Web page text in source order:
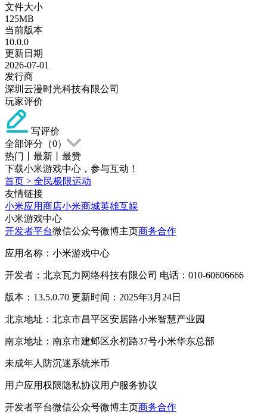
文件大小
125MB
当前版本
10.0.0
更新日期
2026-07-01
发行商
深圳云漫时光科技有限公司
玩家评价
写评价
全部评分（0）
热门
最新
最赞
下载小米游戏中心，参与互动！
首页 > 全民极限运动
友情链接
小米应用商店小米商城英雄互娱
小米游戏中心
开发者平台微信公众号微博主页商务合作
应用名称：小米游戏中心
开发者：北京瓦力网络科技有限公司 电话：010-60606666
版本：13.5.0.70 更新时间：2025年3月24日
北京地址：北京市昌平区安居路小米智慧产业园
南京地址：南京市建邺区永初路37号小米华东总部
未成年人防沉迷系统米币
用户应用权限隐私协议用户服务协议
开发者平台微信公众号微博主页商务合作